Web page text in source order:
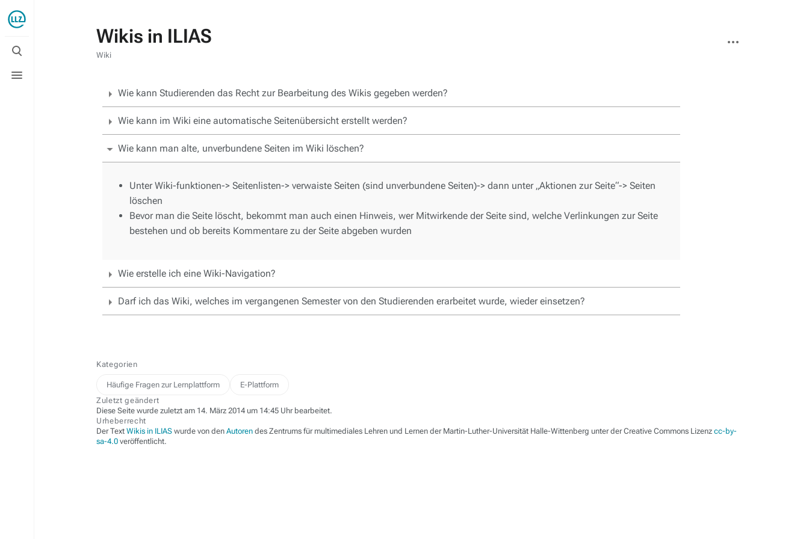
Suche
umschalten
umschalten
Wikis in ILIAS
Wiki
Aktionen
Wie kann Studierenden das Recht zur Bearbeitung des Wikis gegeben werden?
Wie kann im Wiki eine automatische Seitenübersicht erstellt werden?
Wie kann man alte, unverbundene Seiten im Wiki löschen?
Unter Wiki-funktionen-> Seitenlisten-> verwaiste Seiten (sind unverbundene Seiten)-> dann unter „Aktionen zur Seite“-> Seiten
löschen
Bevor man die Seite löscht, bekommt man auch einen Hinweis, wer Mitwirkende der Seite sind, welche Verlinkungen zur Seite
bestehen und ob bereits Kommentare zu der Seite abgeben wurden
Wie erstelle ich eine Wiki-Navigation?
Darf ich das Wiki, welches im vergangenen Semester von den Studierenden erarbeitet wurde, wieder einsetzen?
Kategorien
Häufige Fragen zur Lernplattform
E-Plattform
Zuletzt geändert
Diese Seite wurde zuletzt am 14. März 2014 um 14:45 Uhr bearbeitet.
Urheberrecht
Der Text Wikis in ILIAS wurde von den Autoren des Zentrums für multimediales Lehren und Lernen der Martin-Luther-Universität Halle-Wittenberg unter der Creative Commons Lizenz cc-by-
sa-4.0 veröffentlicht.